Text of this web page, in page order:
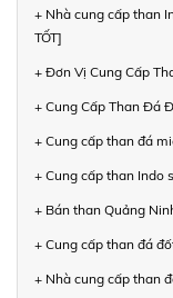
+ Nhà cung cấp than
TỐT]
+ Đơn Vị Cung Cấp
+ Cung Cấp Than Đá
+ Cung cấp than đá
+ Cung cấp than Indo
+ Bán than Quảng
+ Cung cấp than đá
+ Nhà cung cấp than